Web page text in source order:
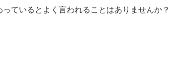
ているとよく言われることはありませんか？